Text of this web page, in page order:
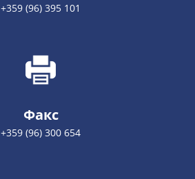
+359 (96) 395 101
Факс
+359 (96) 300 654